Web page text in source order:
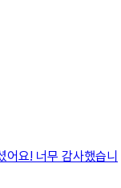
어요! 너무 감사했습니